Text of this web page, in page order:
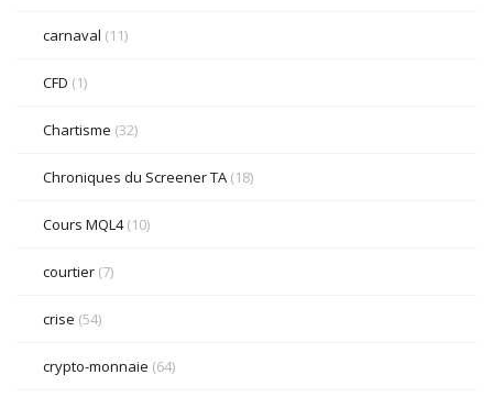
carnaval (11)
CFD (1)
Chartisme (32)
Chroniques du Screener TA (18)
Cours MQL4(10)
courtier (7)
crise (54)
crypto-monnaie (64)